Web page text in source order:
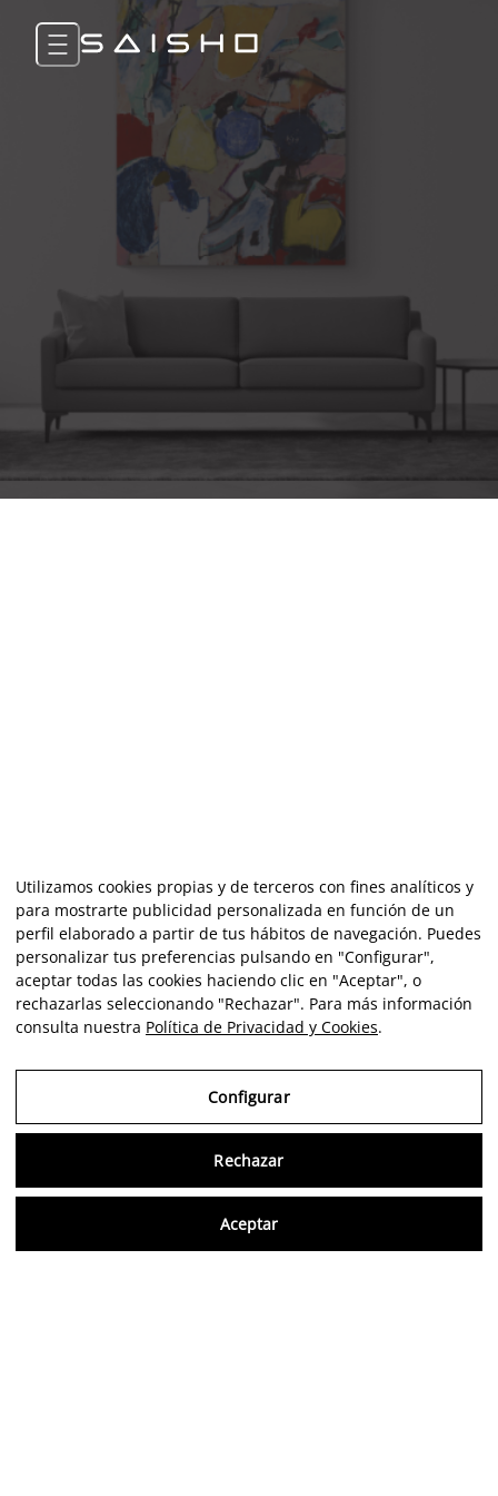
Utilizamos cookies propias y de terceros con fines analíticos y
para mostrarte publicidad personalizada en función de un
perfil elaborado a partir de tus hábitos de navegación. Puedes
personalizar tus preferencias pulsando en "Configurar",
aceptar todas las cookies haciendo clic en "Aceptar", o
rechazarlas seleccionando "Rechazar". Para más información
consulta nuestra Política de Privacidad y Cookies.
Configurar
Rechazar
Aceptar